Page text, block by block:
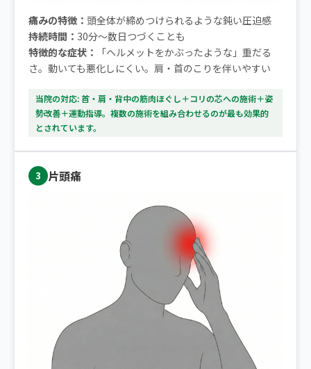
痛みの特徴： 頭全体が締めつけられるような鈍い圧迫感
持続時間： 30分〜数日つづくことも
特徴的な症状：
「ヘルメットをかぶったような」重だる
さ。動いても悪化しにくい。肩・首のこりを伴いやすい
当院の対応: 首・肩・背中の筋肉ほぐし＋コリの芯への施術＋姿
勢改善＋運動指導。複数の施術を組み合わせるのが最も効果的
とされています。
3 片頭痛